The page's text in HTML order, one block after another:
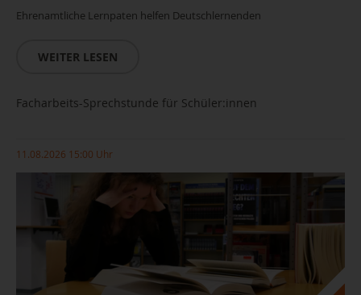
Ehrenamtliche Lernpaten helfen Deutschlernenden
WEITER LESEN
Facharbeits-Sprechstunde für Schüler:innen
11.08.2026 15:00 Uhr